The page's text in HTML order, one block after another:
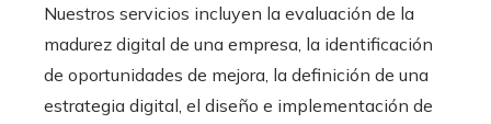
Nuestros servicios incluyen la evaluación de la
madurez digital de una empresa, la identificación
de oportunidades de mejora, la definición de una
estrategia digital, el diseño e implementación de